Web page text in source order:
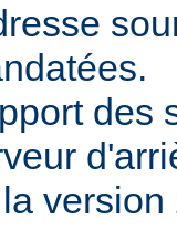
des
version